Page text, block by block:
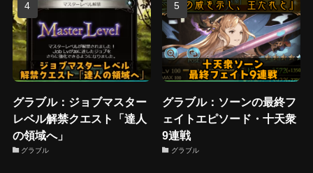
グラブル：ジョブマスター
レベル解禁クエスト「達人
の領域へ」
グラブル
グラブル：ソーンの最終フ
ェイトエピソード・十天衆
9連戦
グラブル